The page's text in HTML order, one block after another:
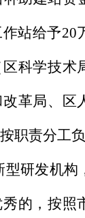
站给予20
科学技术
革局、区
职责分工负
研发机构
的，按照